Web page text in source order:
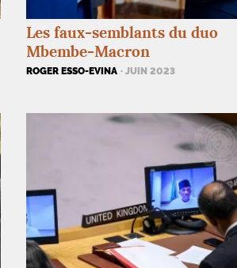
Les faux-semblants du duo
Mbembe-Macron
ROGER ESSO-EVINA · JUIN 2023